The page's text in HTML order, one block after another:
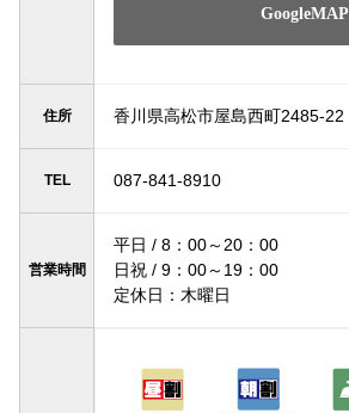
GoogleMAP
住所 香川県高松市屋島西町2485-22
TEL 087-841-8910
営業時間
平日 / 8：00～20：00
日祝 / 9：00～19：00
定休日：木曜日